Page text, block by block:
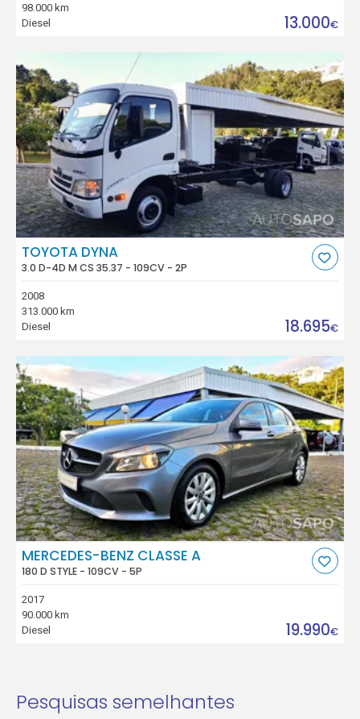
98.000 km
Diesel
13.000€
TOYOTA DYNA
3.0 D-4D M CS 35.37 - 109CV - 2P
2008
313.000 km
Diesel
18.695€
MERCEDES-BENZ CLASSE A
180 D STYLE - 109CV - 5P
2017
90.000 km
Diesel
19.990€
Pesquisas semelhantes